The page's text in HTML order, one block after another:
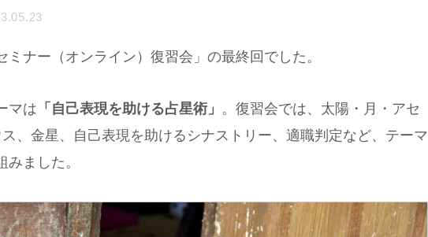
ミナー（オンライン）復習会」の最終回でした。
マは 「自己表現を助ける占星術」 。復習会では、太陽・月・アセ
、金星、自己表現を助けるシナストリー、適職判定など、テーマ
ました。